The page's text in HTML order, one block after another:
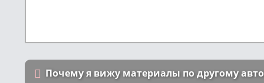
Почему я вижу материалы по другому